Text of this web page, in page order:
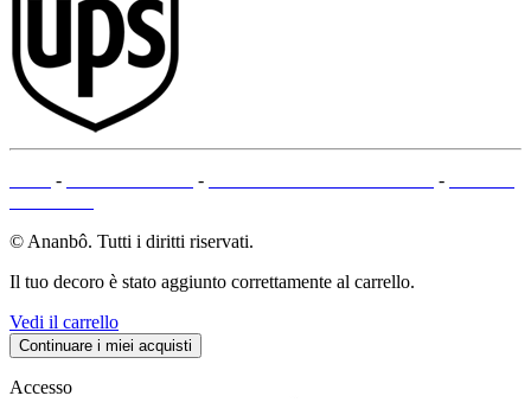
- - -
© Ananbô. Tutti i diritti riservati.
Il tuo decoro è stato aggiunto correttamente al carrello.
Vedi il carrello
Continuare i miei acquisti
Accesso